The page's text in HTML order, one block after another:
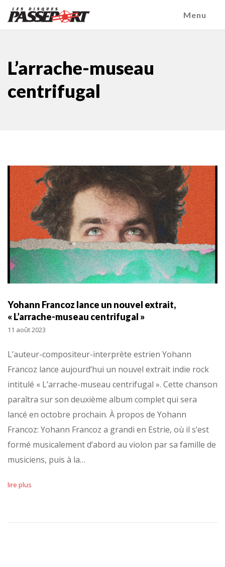
Menu
L’arrache-museau
centrifugal
Yohann Francoz lance un nouvel extrait,
« L’arrache-museau centrifugal »
11 août 2023
L’auteur-compositeur-interprète estrien Yohann
Francoz lance aujourd’hui un nouvel extrait indie rock
intitulé « L’arrache-museau centrifugal ». Cette chanson
paraîtra sur son deuxième album complet qui sera
lancé en octobre prochain. À propos de Yohann
Francoz: Yohann Francoz a grandi en Estrie, où il s’est
formé musicalement d’abord au violon par sa famille de
musiciens, puis à la…
lire plus